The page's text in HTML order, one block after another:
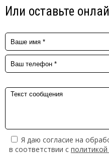
Или оставьте
Я даю согласие на
в соответствии с